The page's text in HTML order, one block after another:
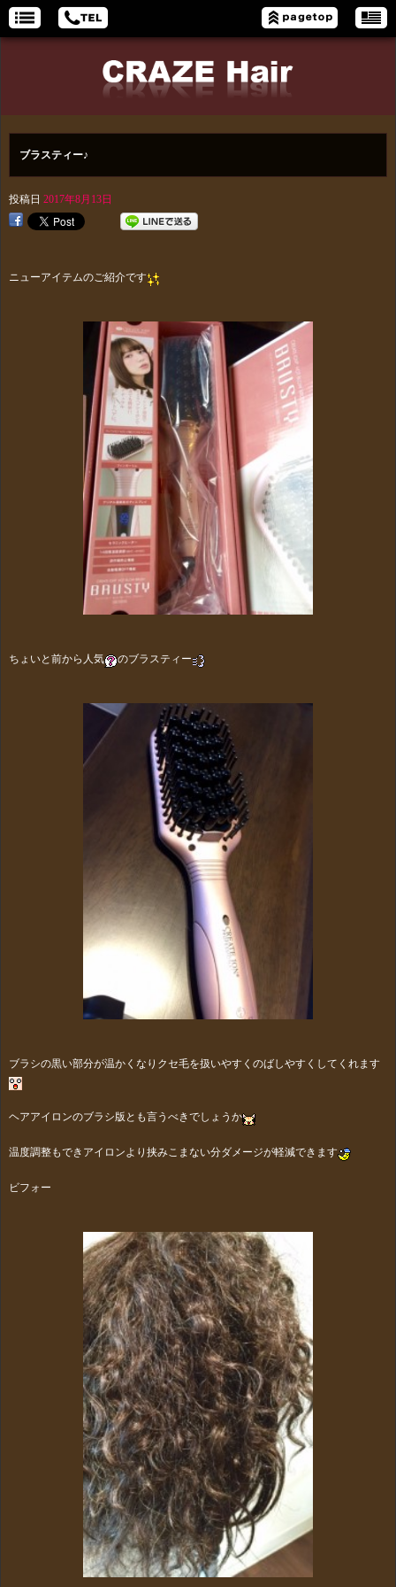
ブラスティー♪
投稿日 2017年8月13日
ニューアイテムのご紹介です
ちょいと前から人気 のブラスティー
ブラシの黒い部分が温かくなりクセ毛を扱いやすくのばしやすくしてくれます
ヘアアイロンのブラシ版とも言うべきでしょうか
温度調整もできアイロンより挟みこまない分ダメージが軽減できます
ビフォー